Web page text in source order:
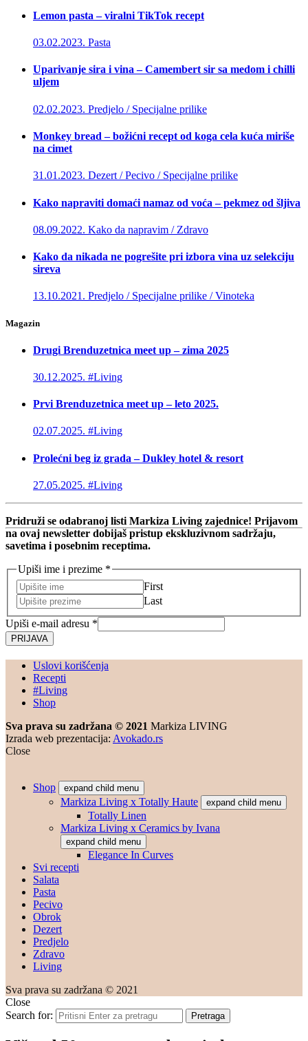
Lemon pasta – viralni TikTok recept
03.02.2023. Pasta
Uparivanje sira i vina – Camembert sir sa medom i chilli
uljem
02.02.2023. Predjelo / Specijalne prilike
Monkey bread – božićni recept od koga cela kuća miriše
na cimet
31.01.2023. Dezert / Pecivo / Specijalne prilike
Kako napraviti domaći namaz od voća – pekmez od šljiva
08.09.2022. Kako da napravim / Zdravo
Kako da nikada ne pogrešite pri izbora vina uz selekciju
sireva
13.10.2021. Predjelo / Specijalne prilike / Vinoteka
Magazin
Drugi Brenduzetnica meet up – zima 2025
30.12.2025. #Living
Prvi Brenduzetnica meet up – leto 2025.
02.07.2025. #Living
Prolećni beg iz grada – Dukley hotel & resort
27.05.2025. #Living
Pridruži se odabranoj listi Markiza Living zajednice! Prijavom
na ovaj newsletter dobijaš pristup ekskluzivnom sadržaju,
savetima i posebnim receptima.
Upiši ime i prezime *
First
Last
Upiši e-mail adresu *
PRIJAVA
Uslovi korišćenja
Recepti
#Living
Shop
Sva prava su zadržana © 2021 Markiza LIVING
Izrada web prezentacija: Avokado.rs
Close
Shop expand child menu
Markiza Living x Totally Haute expand child menu
Totally Linen
Markiza Living x Ceramics by Ivana
expand child menu
Elegance In Curves
Svi recepti
Salata
Pasta
Pecivo
Obrok
Dezert
Predjelo
Zdravo
Living
Sva prava su zadržana © 2021
Close
Search for:
Pretraga